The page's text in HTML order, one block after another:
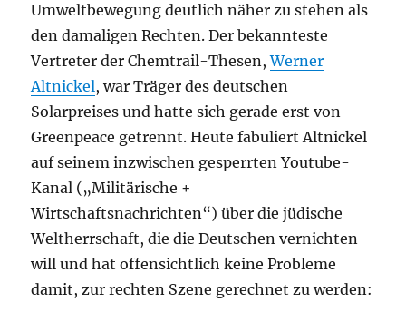
Umweltbewegung deutlich näher zu stehen als
den damaligen Rechten. Der bekannteste
Vertreter der Chemtrail-Thesen,Werner
Altnickel, war Träger des deutschen
Solarpreises und hatte sich gerade erst von
Greenpeace getrennt. Heute fabuliert Altnickel
auf seinem inzwischen gesperrten Youtube-
Kanal („Militärische +
Wirtschaftsnachrichten“) über die jüdische
Weltherrschaft, die die Deutschen vernichten
will und hat offensichtlich keine Probleme
damit, zur rechten Szene gerechnet zu werden: